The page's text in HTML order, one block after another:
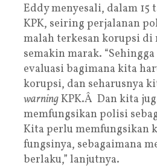
Eddy menyesali, dalam 15
KPK, seiring perjalanan
malah terkesan korupsi di
semakin marak.
evaluasi bagimana kita
korupsi, dan seharusnya
warningKPK.Â Dan kita
memfungsikan polisi
Kita perlu memfungsikan
fungsinya, sebagaimana
berlaku,” lanjutnya.